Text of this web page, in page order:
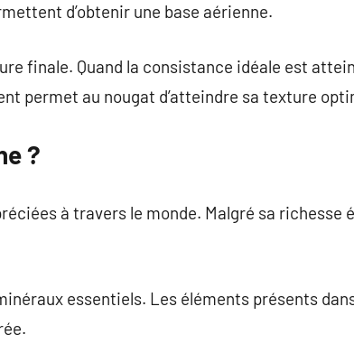
d’obtenir une base aérienne.
finale. Quand la consistance idéale est
permet au nougat d’atteindre sa texture
?
à travers le monde. Malgré sa richesse
essentiels. Les éléments présents